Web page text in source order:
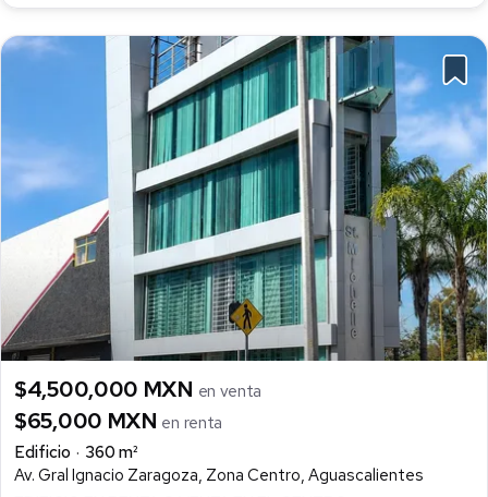
$4,500,000 MXN en venta
$65,000 MXN en renta
Edificio
360 m²
Av. Gral Ignacio Zaragoza, Zona Centro, Aguascalientes